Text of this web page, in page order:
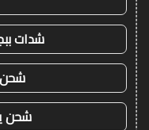
شدات
شحن
شحن